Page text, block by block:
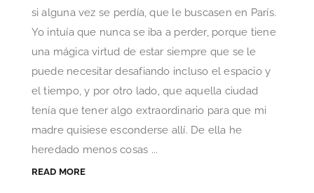
si alguna vez se perdía, que le buscasen en París.
Yo intuía que nunca se iba a perder, porque tiene
una mágica virtud de estar siempre que se le
puede necesitar desafiando incluso el espacio y
el tiempo, y por otro lado, que aquella ciudad
tenía que tener algo extraordinario para que mi
madre quisiese esconderse allí. De ella he
heredado menos cosas ...
READ MORE